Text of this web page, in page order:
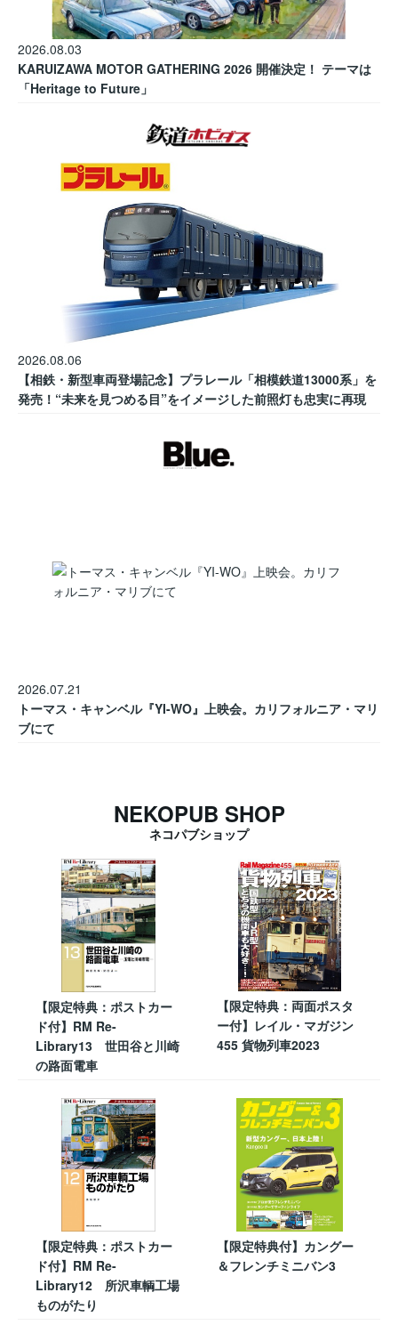
2026.08.03
KARUIZAWA MOTOR GATHERING 2026 開催決定！ テーマは
「Heritage to Future」
2026.08.06
【相鉄・新型車両登場記念】プラレール「相模鉄道13000系」を
発売！“未来を見つめる目”をイメージした前照灯も忠実に再現
2026.07.21
トーマス・キャンベル『YI-WO』上映会。カリフォルニア・マリ
ブにて
NEKOPUB SHOP
ネコパブショップ
【限定特典：ポストカー
ド付】RM Re-
Library13 世田谷と川崎
の路面電車
【限定特典：両面ポスタ
ー付】レイル・マガジン
455 貨物列車2023
【限定特典：ポストカー
ド付】RM Re-
Library12 所沢車輌工場
ものがたり
【限定特典付】カングー
＆フレンチミニバン3